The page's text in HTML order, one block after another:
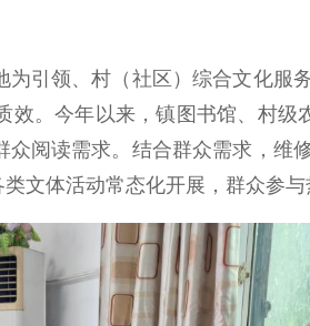
领、村（社区）综合文化服
。今年以来，镇图书馆、村
阅读需求。结合群众需求，维
文体活动常态化开展，群众参与